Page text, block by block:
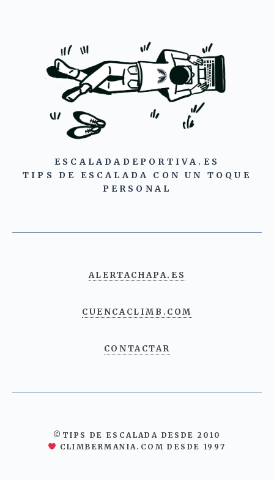
ESCALADADEPORTIVA.ES
TIPS DE ESCALADA CON UN TOQUE
PERSONAL
ALERTACHAPA.ES
CUENCACLIMB.COM
CONTACTAR
©TIPS DE ESCALADA DESDE 2010
CLIMBERMANIA.COM DESDE 1997